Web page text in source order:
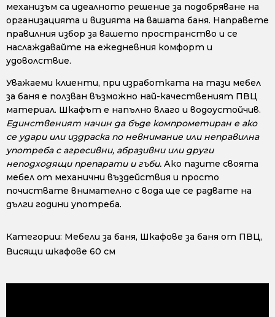
механизъм са идеалното решение за подобряване на
организацията и визията на вашата баня. Направете
правилния избор за вашето пространство и се
наслаждавайте на ежедневния комфорт и
удоволствие.
Уважаеми клиенти, при изработката на тази мебел
за баня е ползван възможно най-качественият ПВЦ
материал. Шкафът е напълно влаго и водоустойчив.
Единственият начин да бъде компрометиран е ако
се удари или издраска по невнимание или неправилна
употреба с агресивни, абразивни или други
неподходящи препарати и гъби. Ако пазите своята
мебел от механични въздействия и просто
почиствате внимателно с вода ще се радвате на
дълги години употреба.
Категории: Мебели за баня, Шкафове за баня от ПВЦ,
Висящи шкафове 60 см